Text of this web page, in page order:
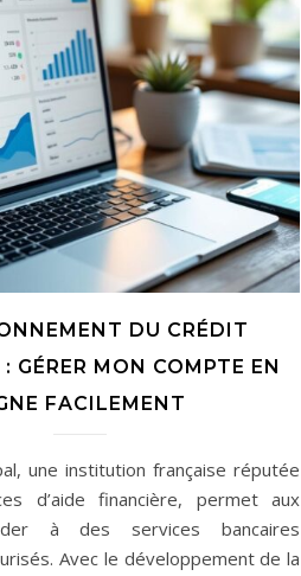
DU CRÉDIT
GÉRER MON COMPTE EN
FACILEMENT
une institution française réputée
d’aide financière, permet aux
à des services bancaires
Avec le développement de la